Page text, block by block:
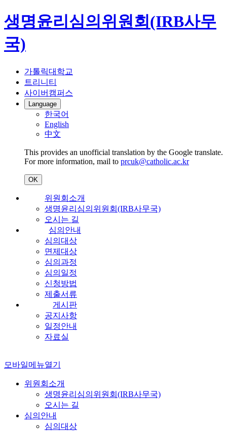
생명윤리심의위원회(IRB사무
국)
가톨릭대학교
트리니티
사이버캠퍼스
Language
한국어
English
中文
This provides an unofficial translation by the Google translate.
For more information, mail to prcuk@catholic.ac.kr
OK
위원회소개
생명윤리심의위원회(IRB사무국)
오시는 길
심의안내
심의대상
면제대상
심의과정
심의일정
신청방법
제출서류
게시판
공지사항
일정안내
자료실
모바일메뉴열기
위원회소개
생명윤리심의위원회(IRB사무국)
오시는 길
심의안내
심의대상